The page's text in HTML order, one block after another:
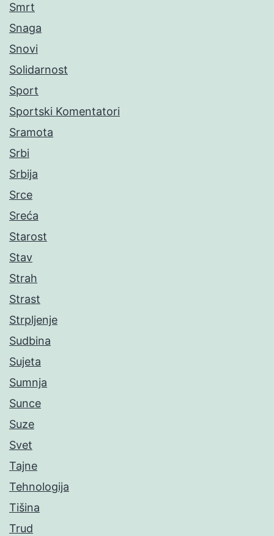
Smrt
Snaga
Snovi
Solidarnost
Sport
Sportski Komentatori
Sramota
Srbi
Srbija
Srce
Sreća
Starost
Stav
Strah
Strast
Strpljenje
Sudbina
Sujeta
Sumnja
Sunce
Suze
Svet
Tajne
Tehnologija
Tišina
Trud